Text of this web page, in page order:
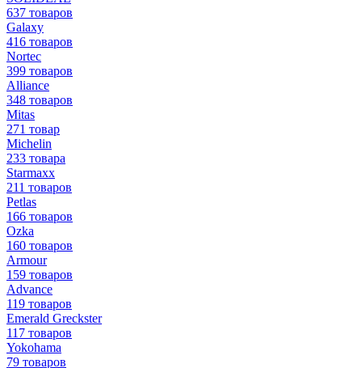
637 товаров
Galaxy
416 товаров
Nortec
399 товаров
Alliance
348 товаров
Mitas
271 товар
Michelin
233 товара
Starmaxx
211 товаров
Petlas
166 товаров
Ozka
160 товаров
Armour
159 товаров
Advance
119 товаров
Emerald Greckster
117 товаров
Yokohama
79 товаров